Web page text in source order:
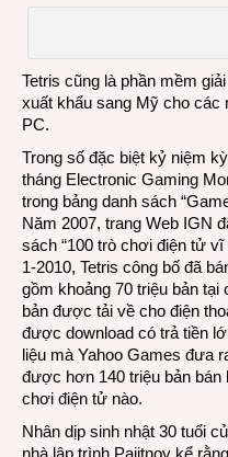
Tetris cũng là phần mềm
xuất khẩu sang Mỹ cho các
PC.
Trong số đặc biệt kỷ niệm
tháng Electronic Gaming
trong bảng danh sách
Năm 2007, trang Web IGN
sách “100 trò chơi điện tử
1-2010, Tetris công bố đã
gồm khoảng 70 triệu bản
bản được tải về cho điện
được download có trả tiền
liệu mà Yahoo Games đưa
được hơn 140 triệu bản
chơi điện tử nào.
Nhân dịp sinh nhật 30 tuổi
nhà lập trình Pajitnov kể